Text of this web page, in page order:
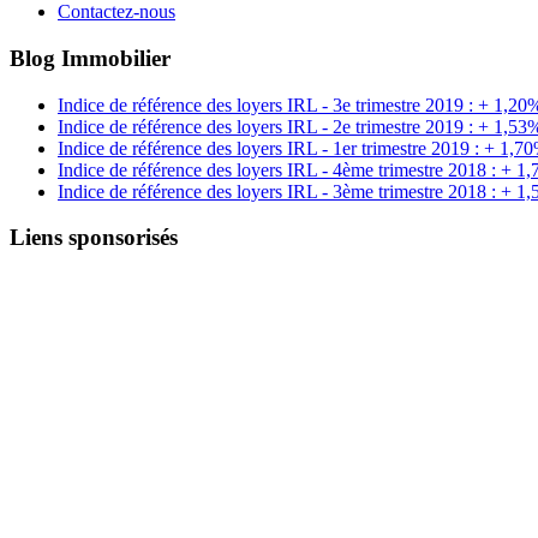
Contactez-nous
Blog Immobilier
Indice de référence des loyers IRL - 3e trimestre 2019 : +
Indice de référence des loyers IRL - 2e trimestre 2019 : +
Indice de référence des loyers IRL - 1er trimestre 2019 : +
Indice de référence des loyers IRL - 4ème trimestre 2018 : +
Indice de référence des loyers IRL - 3ème trimestre 2018 : +
Liens sponsorisés